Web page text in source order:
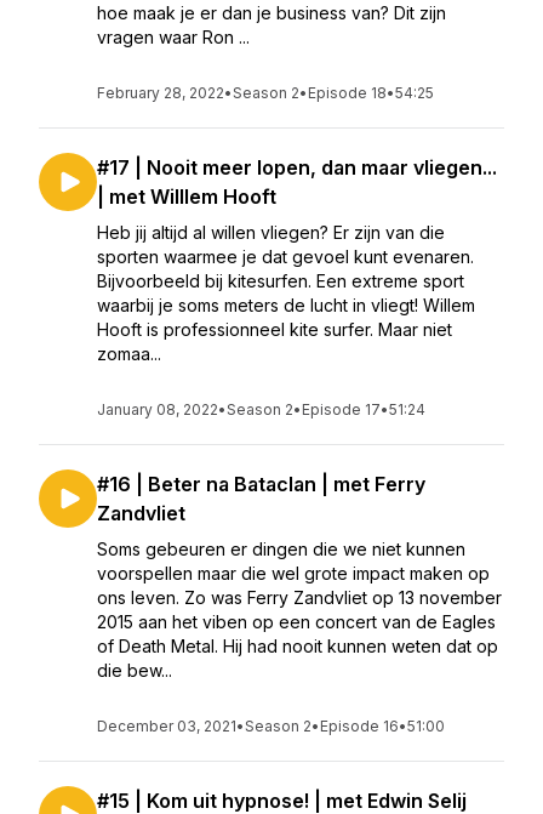
hoe maak je er dan je business van? Dit zijn
vragen waar Ron ...
February 28, 2022•Season 2• Episode 18•54:25
#17 | Nooit meer lopen, dan maar vliegen...
| met Willlem Hooft
Heb jij altijd al willen vliegen? Er zijn van die
sporten waarmee je dat gevoel kunt evenaren.
Bijvoorbeeld bij kitesurfen. Een extreme sport
waarbij je soms meters de lucht in vliegt! Willem
Hooft is professionneel kite surfer. Maar niet
zomaa...
January 08, 2022•Season 2• Episode 17•51:24
#16 | Beter na Bataclan | met Ferry
Zandvliet
Soms gebeuren er dingen die we niet kunnen
voorspellen maar die wel grote impact maken op
ons leven. Zo was Ferry Zandvliet op 13 november
2015 aan het viben op een concert van de Eagles
of Death Metal. Hij had nooit kunnen weten dat op
die bew...
December 03, 2021•Season 2• Episode 16•51:00
#15 | Kom uit hypnose! | met Edwin Selij